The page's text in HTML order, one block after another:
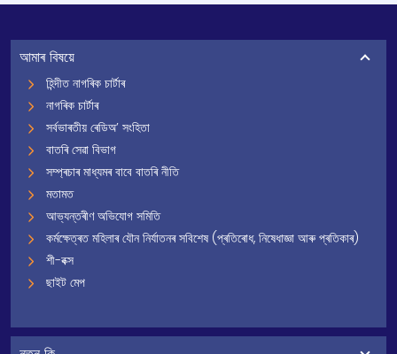
আমাৰ বিষয়ে
হিন্দীত নাগৰিক চাৰ্টাৰ
নাগৰিক চাৰ্টাৰ
সৰ্বভাৰতীয় ৰেডিঅ’ সংহিতা
বাতৰি সেৱা বিভাগ
সম্প্ৰচাৰ মাধ্যমৰ বাবে বাতৰি নীতি
মতামত
আভ্যন্তৰীণ অভিযোগ সমিতি
কৰ্মক্ষেত্ৰত মহিলাৰ যৌন নিৰ্যাতনৰ সবিশেষ (প্ৰতিৰোধ, নিষেধাজ্ঞা আৰু প্ৰতিকাৰ)
শী-বক্স
ছাইট মেপ